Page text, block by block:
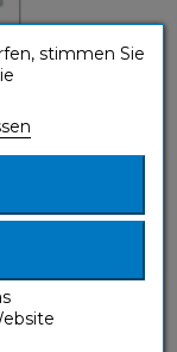
box)
stimmen Sie